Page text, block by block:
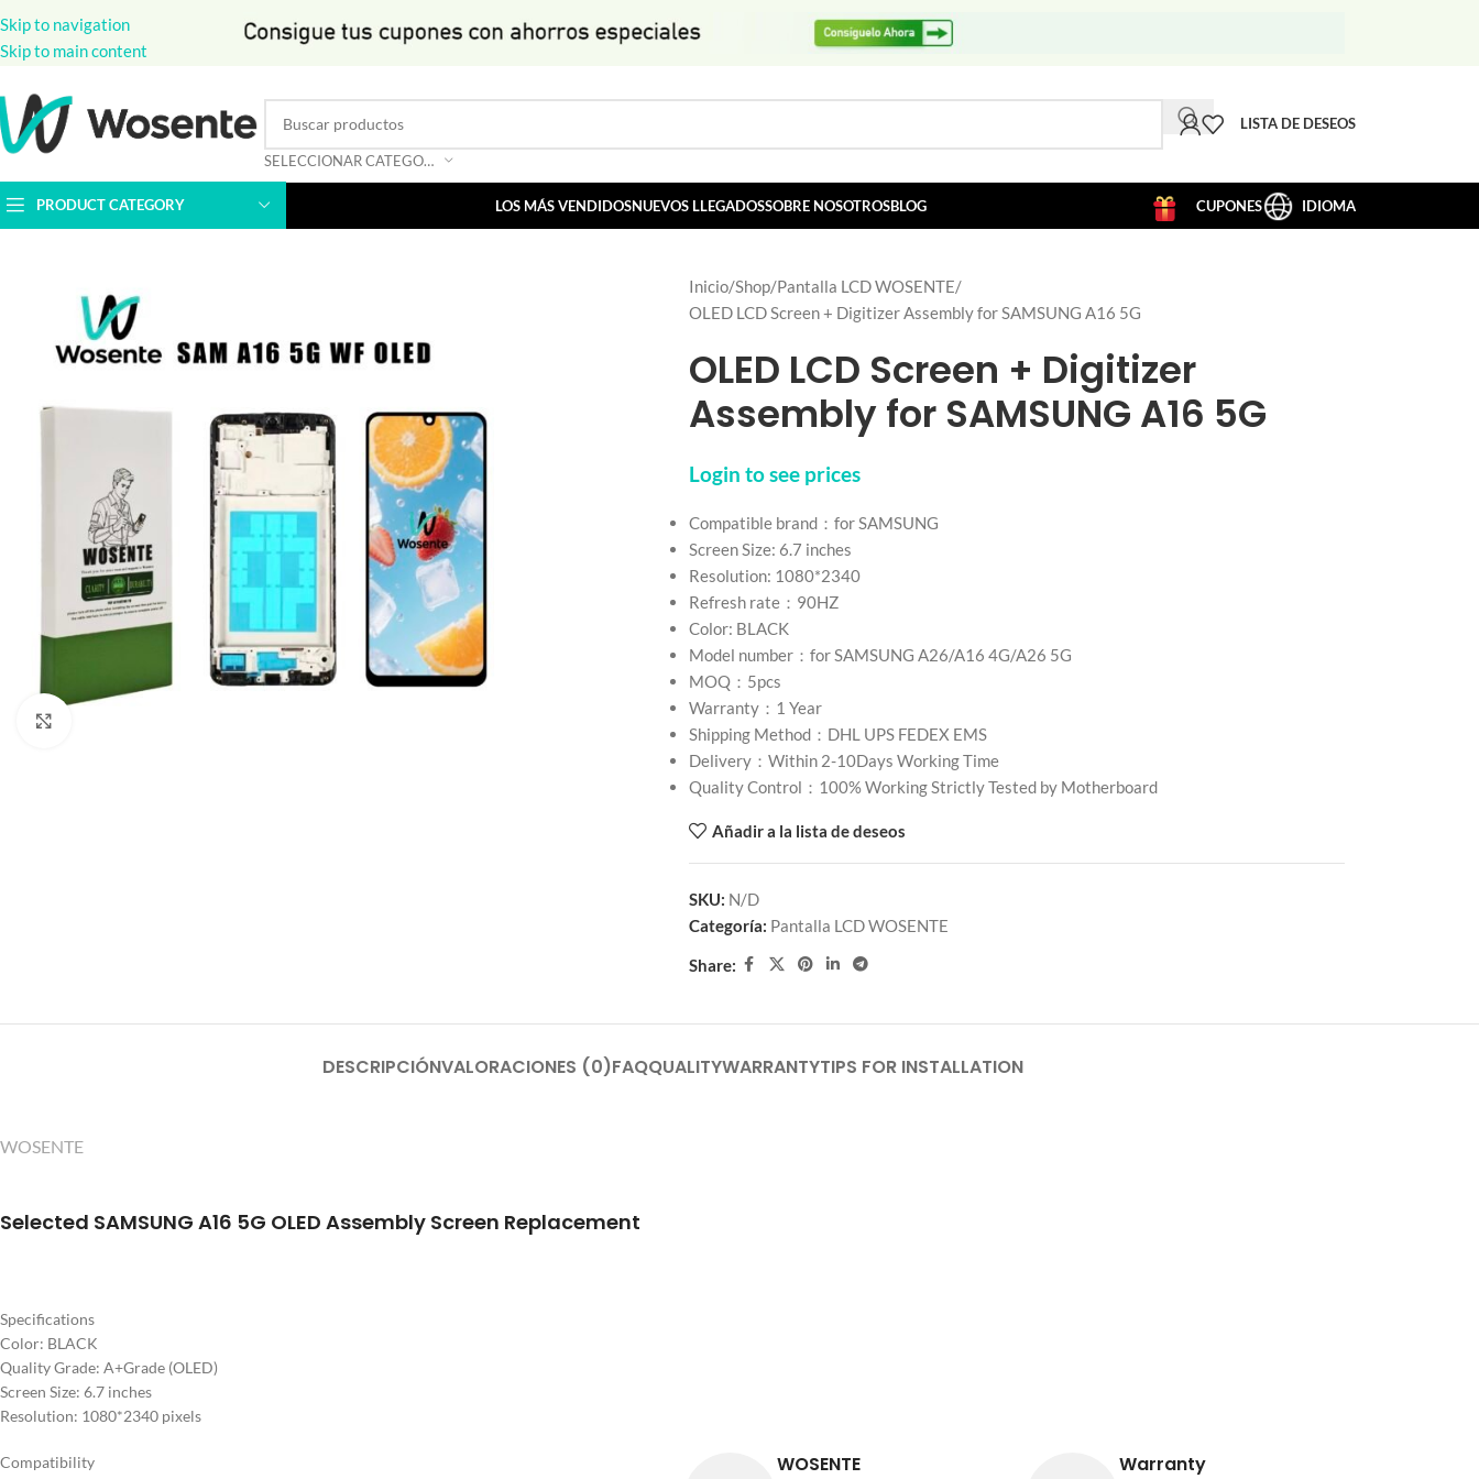
Skip to navigation
Skip to main content
SELECCIONAR CATEGORÍA
LISTA DE DESEOS
PRODUCT CATEGORY LOS MÁS VENDIDOSNUEVOS LLEGADOSSOBRE NOSOTROSBLOG CUPONES IDIOMA
Inicio Shop Pantalla LCD WOSENTE
OLED LCD Screen + Digitizer Assembly for SAMSUNG A16 5G
OLED LCD Screen + Digitizer
Assembly for SAMSUNG A16 5G
Login to see prices
Compatible brand：for SAMSUNG
Screen Size: 6.7 inches
Resolution: 1080*2340
Refresh rate：90HZ
Color: BLACK
Model number：for SAMSUNG A26/A16 4G/A26 5G
MOQ：5pcs
Warranty：1 Year
Shipping Method：DHL UPS FEDEX EMS
Delivery：Within 2-10Days Working Time
Quality Control：100% Working Strictly Tested by Motherboard
Añadir a la lista de deseos
SKU: N/D
Categoría: Pantalla LCD WOSENTE
Share:
DESCRIPCIÓNVALORACIONES (0)FAQQUALITYWARRANTYTIPS FOR INSTALLATION
WOSENTE
Selected SAMSUNG A16 5G OLED Assembly Screen Replacement
Specifications
Color: BLACK
Quality Grade: A+Grade (OLED)
Screen Size: 6.7 inches
Resolution: 1080*2340 pixels
Compatibility
WOSENTE Warranty